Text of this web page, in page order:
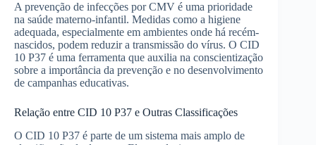
A prevenção de infecções por CMV é uma prioridade
na saúde materno-infantil. Medidas como a higiene
adequada, especialmente em ambientes onde há recém-
nascidos, podem reduzir a transmissão do vírus. O CID
10 P37 é uma ferramenta que auxilia na conscientização
sobre a importância da prevenção e no desenvolvimento
de campanhas educativas.
Relação entre CID 10 P37 e Outras Classificações
O CID 10 P37 é parte de um sistema mais amplo de